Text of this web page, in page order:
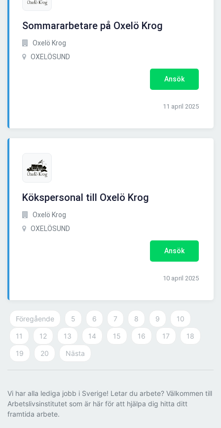
Sommararbetare på Oxelö Krog
Oxelö Krog
OXELÖSUND
Ansök
11 april 2025
Kökspersonal till Oxelö Krog
Oxelö Krog
OXELÖSUND
Ansök
10 april 2025
Föregående 5 6 7 8 9 10
11 12 13 14 15 16 17 18
19 20 Nästa
Vi har alla lediga jobb i Sverige! Letar du arbete? Välkommen till
Arbetslivsinstitutet som är här för att hjälpa dig hitta ditt
framtida arbete.